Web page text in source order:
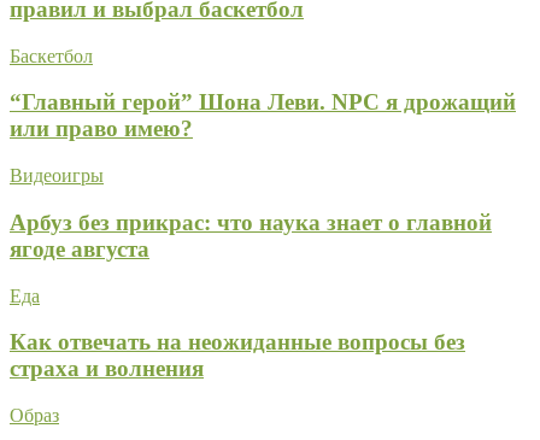
правил и выбрал баскетбол
Баскетбол
“Главный герой” Шона Леви. NPC я дрожащий
или право имею?
Видеоигры
Арбуз без прикрас: что наука знает о главной
ягоде августа
Еда
Как отвечать на неожиданные вопросы без
страха и волнения
Образ